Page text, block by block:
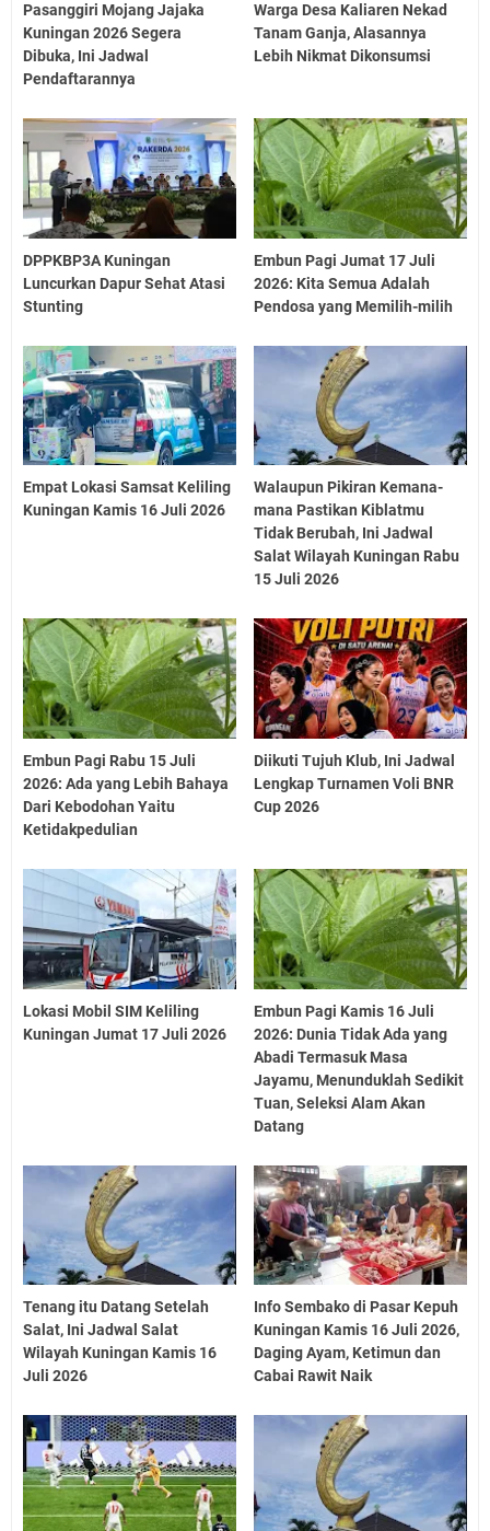
Pasanggiri Mojang Jajaka
Kuningan 2026 Segera
Dibuka, Ini Jadwal
Pendaftarannya
Warga Desa Kaliaren Nekad
Tanam Ganja, Alasannya
Lebih Nikmat Dikonsumsi
DPPKBP3A Kuningan
Luncurkan Dapur Sehat Atasi
Stunting
Embun Pagi Jumat 17 Juli
2026: Kita Semua Adalah
Pendosa yang Memilih-milih
Empat Lokasi Samsat Keliling
Kuningan Kamis 16 Juli 2026
Walaupun Pikiran Kemana-
mana Pastikan Kiblatmu
Tidak Berubah, Ini Jadwal
Salat Wilayah Kuningan Rabu
15 Juli 2026
Embun Pagi Rabu 15 Juli
2026: Ada yang Lebih Bahaya
Dari Kebodohan Yaitu
Ketidakpedulian
Diikuti Tujuh Klub, Ini Jadwal
Lengkap Turnamen Voli BNR
Cup 2026
Lokasi Mobil SIM Keliling
Kuningan Jumat 17 Juli 2026
Embun Pagi Kamis 16 Juli
2026: Dunia Tidak Ada yang
Abadi Termasuk Masa
Jayamu, Menunduklah Sedikit
Tuan, Seleksi Alam Akan
Datang
Tenang itu Datang Setelah
Salat, Ini Jadwal Salat
Wilayah Kuningan Kamis 16
Juli 2026
Info Sembako di Pasar Kepuh
Kuningan Kamis 16 Juli 2026,
Daging Ayam, Ketimun dan
Cabai Rawit Naik